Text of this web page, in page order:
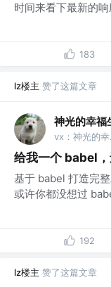
时间来看下最新的
183
lz楼主 赞了这篇文章
神光的幸福
给我一个 babel
基于 babel 打造完
或许你都没想过
192
lz楼主 赞了这篇文章